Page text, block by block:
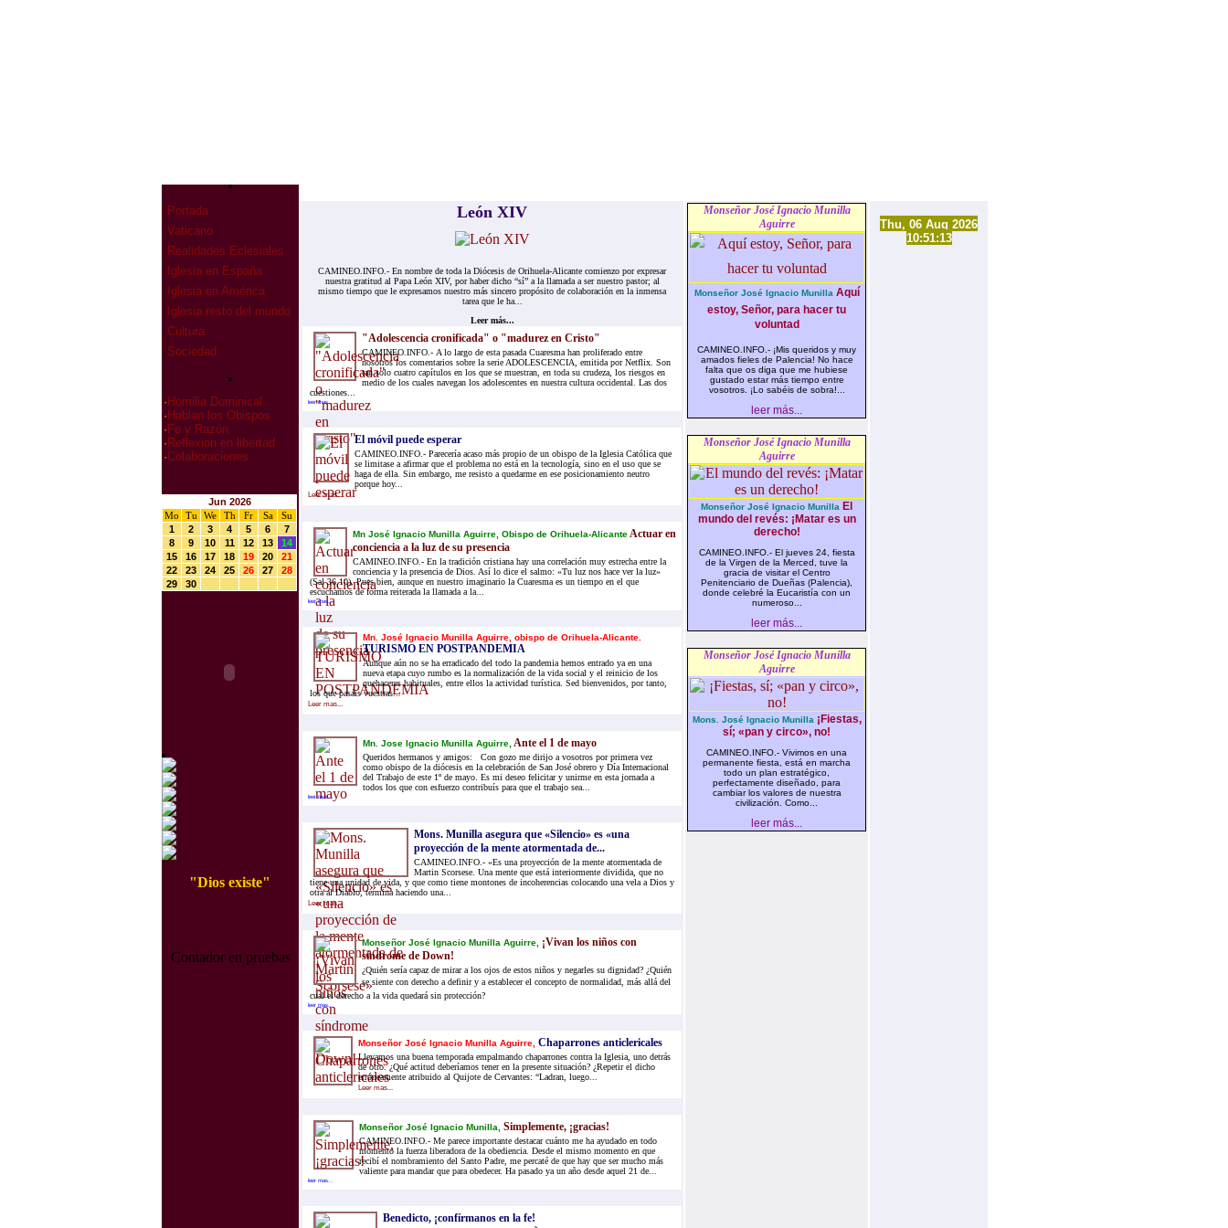
Portada
Vaticano
Realidades Eclesiales
Iglesia en España
Iglesia en América
Iglesia resto del mundo
Cultura
Sociedad
· Homilia Dominical
· Hablan los Obispos
· Fe y Razón
· Reflexion en libertad
·Colaboraciones
Jun 2026
Mo
Tu We Th Fr Sa
Su
1
2 3 4 5 6
7
8
9 10 11 12 13
14
15
16 17 18 19 20
21
22
23 24 25 26 27
28
29
30
"Dios existe"
Contador en pruebas
León XIV
CAMINEO.INFO.- En nombre de toda la Diócesis de Orihuela-Alicante comienzo por expresar
nuestra gratitud al Papa León XIV, por haber dicho “sí” a la llamada a ser nuestro pastor; al
mismo tiempo que le expresamos nuestro más sincero propósito de colaboración en la inmensa
tarea que le ha...
Leer más...
"Adolescencia cronificada" o "madurez en Cristo"
CAMINEO.INFO.- A lo largo de esta pasada Cuaresma han proliferado entre
nosotros los comentarios sobre la serie ADOLESCENCIA, emitida por Netflix. Son
tan solo cuatro capítulos en los que se muestran, en toda su crudeza, los riesgos en
medio de los cuales navegan los adolescentes en nuestra cultura occidental. Las dos
cuestiones...
leer mas...
El móvil puede esperar
CAMINEO.INFO.- Parecería acaso más propio de un obispo de la Iglesia Católica que
se limitase a afirmar que el problema no está en la tecnología, sino en el uso que se
haga de ella. Sin embargo, me resisto a quedarme en ese posicionamiento neutro
porque hoy...
Leer mas...
Mn José Ignacio Munilla Aguirre, Obispo de Orihuela-AlicanteActuar en
conciencia a la luz de su presencia
CAMINEO.INFO.- En la tradición cristiana hay una correlación muy estrecha entre la
conciencia y la presencia de Dios. Así lo dice el salmo: «Tu luz nos hace ver la luz»
(Sal 36,10). Pues bien, aunque en nuestro imaginario la Cuaresma es un tiempo en el que
escuchamos de forma reiterada la llamada a la...
leer mas...
Mn. José Ignacio Munilla Aguirre, obispo de Orihuela-Alicante.
TURISMO EN POSTPANDEMIA
Aunque aún no se ha erradicado del todo la pandemia hemos entrado ya en una
nueva etapa cuyo rumbo es la normalización de la vida social y el reinicio de los
quehaceres habituales, entre ellos la actividad turística. Sed bienvenidos, por tanto,
los que pasáis vuestras...
Leer mas...
Mn. Jose Ignacio Munilla Aguirre, Ante el 1 de mayo
Queridos hermanos y amigos: Con gozo me dirijo a vosotros por primera vez
como obispo de la diócesis en la celebración de San José obrero y Día Internacional
del Trabajo de este 1º de mayo. Es mi deseo felicitar y unirme en esta jornada a
todos los que con esfuerzo contribuís para que el trabajo sea...
leer mas...
Mons. Munilla asegura que «Silencio» es «una
proyección de la mente atormentada de...
CAMINEO.INFO.- «Es una proyección de la mente atormentada de
Martin Scorsese. Una mente que está interiormente dividida, que no
tiene una unidad de vida, y que como tiene montones de incoherencias colocando una vela a Dios y
otra al Diablo, termina haciendo una...
Leer mas...
Monseñor José Ignacio Munilla Aguirre,
¡Vivan los niños con
síndrome de Down!
¿Quién sería capaz de mirar a los ojos de estos niños y negarles su dignidad? ¿Quién
se siente con derecho a definir y a establecer el concepto de normalidad, más allá del
cual el derecho a la vida quedará sin protección?
leer mas...
Monseñor José Ignacio Munilla Aguirre, Chaparrones anticlericales
Llevamos una buena temporada empalmando chaparrones contra la Iglesia, uno detrás
de otro. ¿Qué actitud deberíamos tener en la presente situación? ¿Repetir el dicho
erróneamente atribuido al Quijote de Cervantes: “Ladran, luego...
Leer mas...
Monseñor José Ignacio Munilla, Simplemente, ¡gracias!
CAMINEO.INFO.- Me parece importante destacar cuánto me ha ayudado en todo
momento la fuerza liberadora de la obediencia. Desde el mismo momento en que
recibí el nombramiento del Santo Padre, me percaté de que hay que ser mucho más
valiente para mandar que para obedecer. Ha pasado ya un año desde aquel 21 de...
leer mas...
Benedicto, ¡confírmanos en la fe!
Monseñor José Ignacio Munilla
Aguirre
Monseñor José Ignacio MunillaAquí
estoy, Señor, para hacer tu
voluntad
CAMINEO.INFO.- ¡Mis queridos y muy
amados fieles de Palencia! No hace
falta que os diga que me hubiese
gustado estar más tiempo entre
vosotros. ¡Lo sabéis de sobra!...
leer más...
Monseñor José Ignacio Munilla
Aguirre
Monseñor José Ignacio Munilla El
mundo del revés: ¡Matar es un
derecho!
CAMINEO.INFO.- El jueves 24, fiesta
de la Virgen de la Merced, tuve la
gracia de visitar el Centro
Penitenciario de Dueñas (Palencia),
donde celebré la Eucaristía con un
numeroso...
leer más...
Monseñor José Ignacio Munilla
Aguirre
Mons. José Ignacio Munilla¡Fiestas,
sí; «pan y circo», no!
CAMINEO.INFO.- Vivimos en una
permanente fiesta, está en marcha
todo un plan estratégico,
perfectamente diseñado, para
cambiar los valores de nuestra
civilización. Como...
leer más...
Thu, 06 Aug 2026
10:51:13